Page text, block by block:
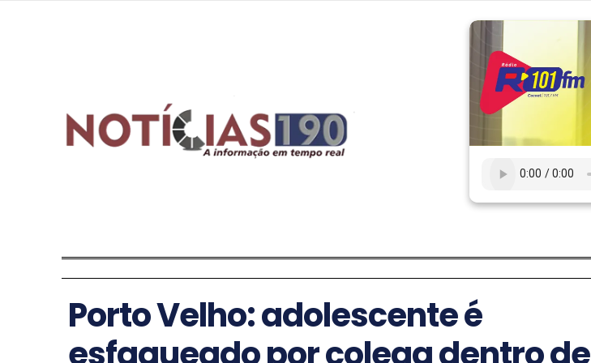
Porto Velho: adolescente é
esfaqueado por colega dentro de